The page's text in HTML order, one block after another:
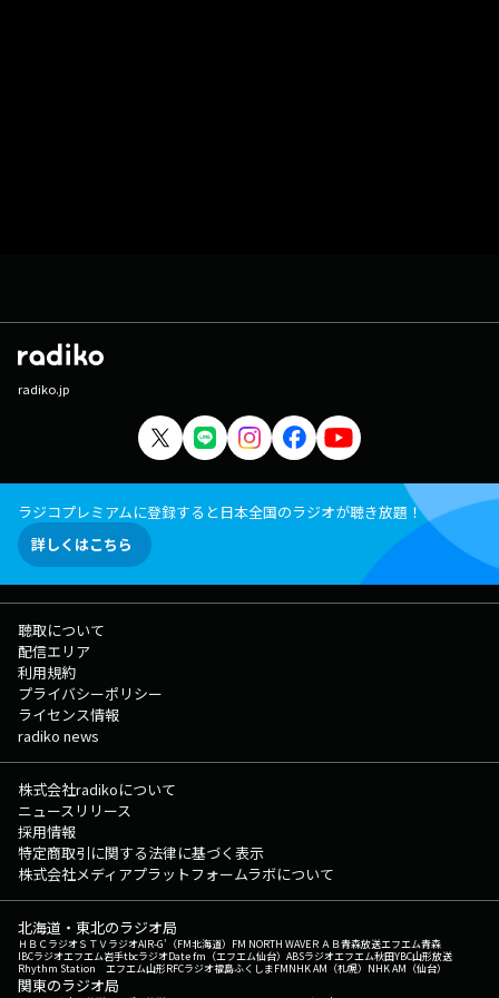
radiko.jp
ラジコプレミアムに登録すると日本全国のラジオが聴き放題！
詳しくはこちら
聴取について
配信エリア
利用規約
プライバシーポリシー
ライセンス情報
radiko news
株式会社radikoについて
ニュースリリース
採用情報
特定商取引に関する法律に基づく表示
株式会社メディアプラットフォームラボについて
北海道・東北のラジオ局
ＨＢＣラジオＳＴＶラジオAIR-G'（FM北海道） FM NORTH WAVEＲＡＢ青森放送エフエム青森
IBCラジオエフエム岩手tbcラジオDate fm（エフエム仙台） ABSラジオエフエム秋田YBC山形放送
Rhythm Station エフエム山形RFCラジオ福島ふくしまFMNHK AM（札幌） NHK AM（仙台）
関東のラジオ局